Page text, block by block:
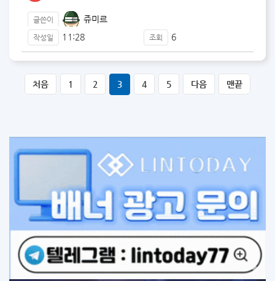
글쓴이 쥬미르
작성일 11:28 조회 6
처음 1 2 3 4 5 다음 맨끝